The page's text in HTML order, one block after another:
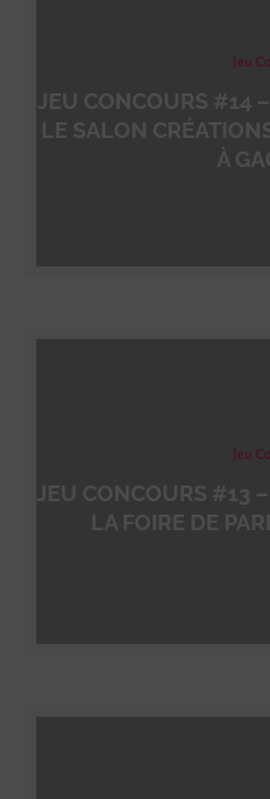
Jeu
JEU CONCOURS #14
LE SALON
À
Jeu
JEU CONCOURS #13
LA FOIRE DE